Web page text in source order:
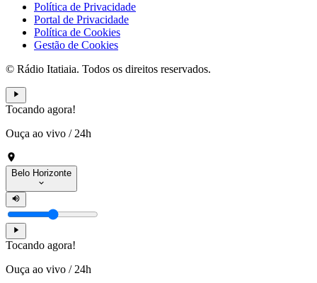
Política de Privacidade
Portal de Privacidade
Política de Cookies
Gestão de Cookies
© Rádio Itatiaia. Todos os direitos reservados.
Tocando agora!
Ouça ao vivo / 24h
Belo Horizonte
Tocando agora!
Ouça ao vivo / 24h